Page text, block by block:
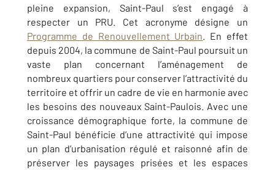
pleine expansion, Saint-Paul s’est engagé à
respecter un PRU. Cet acronyme désigne un
Programme de Renouvellement Urbain. En effet
depuis 2004, la commune de Saint-Paul poursuit un
vaste plan concernant l’aménagement de
nombreux quartiers pour conserver l’attractivité du
territoire et offrir un cadre de vie en harmonie avec
les besoins des nouveaux Saint-Paulois. Avec une
croissance démographique forte, la commune de
Saint-Paul bénéficie d’une attractivité qui impose
un plan d’urbanisation régulé et raisonné afin de
préserver les paysages prisées et les espaces